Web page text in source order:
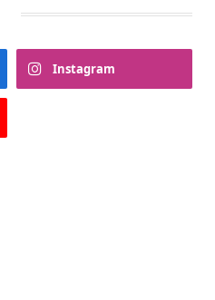
Instagram